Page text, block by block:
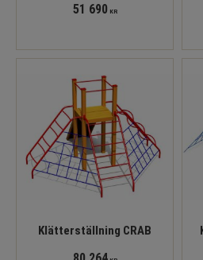
51 690KR
Klätterställning CRAB